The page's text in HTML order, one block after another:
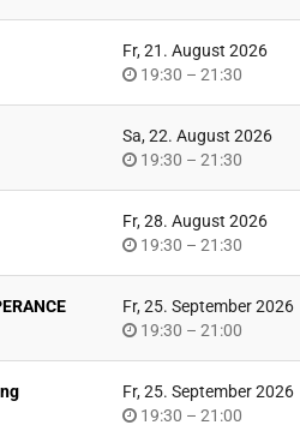
Fr, 21. August 2026
Uhrzeit
19:30 – bis
21:30
Sa, 22. August 2026
Uhrzeit
19:30 – bis
21:30
Fr, 28. August 2026
Uhrzeit
19:30 – bis
21:30
Fr, 25. September 2026
Uhrzeit
19:30 – bis
21:00
Fr, 25. September 2026
Uhrzeit
19:30 – bis
21:00